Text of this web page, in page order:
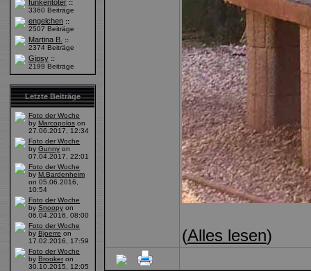
funkentöter ::
3360 Beiträge
engelchen ::
2507 Beiträge
Martina B.
::
2374 Beiträge
Gipsy ::
2199 Beiträge
Letzte Beiträge
Foto der Woche
by Marcopolos on
27.06.2017, 12:34
Foto der Woche
by Gunny on
07.04.2017, 22:01
Foto der Woche
by M.Bardenheim
on 05.06.2016,
10:54
Foto der Woche
by Snoopy on
06.04.2016, 08:00
Foto der Woche
by Bjoerre on
17.02.2016, 17:59
Foto der Woche
by Brooker on
30.10.2015, 12:05
(Alles lesen)